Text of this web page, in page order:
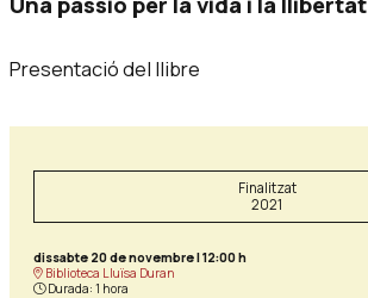
Presentació del llibre
Finalitzat
2021
dissabte 20 de novembre|12:00 h
Biblioteca Lluïsa Duran
Durada: 1 hora